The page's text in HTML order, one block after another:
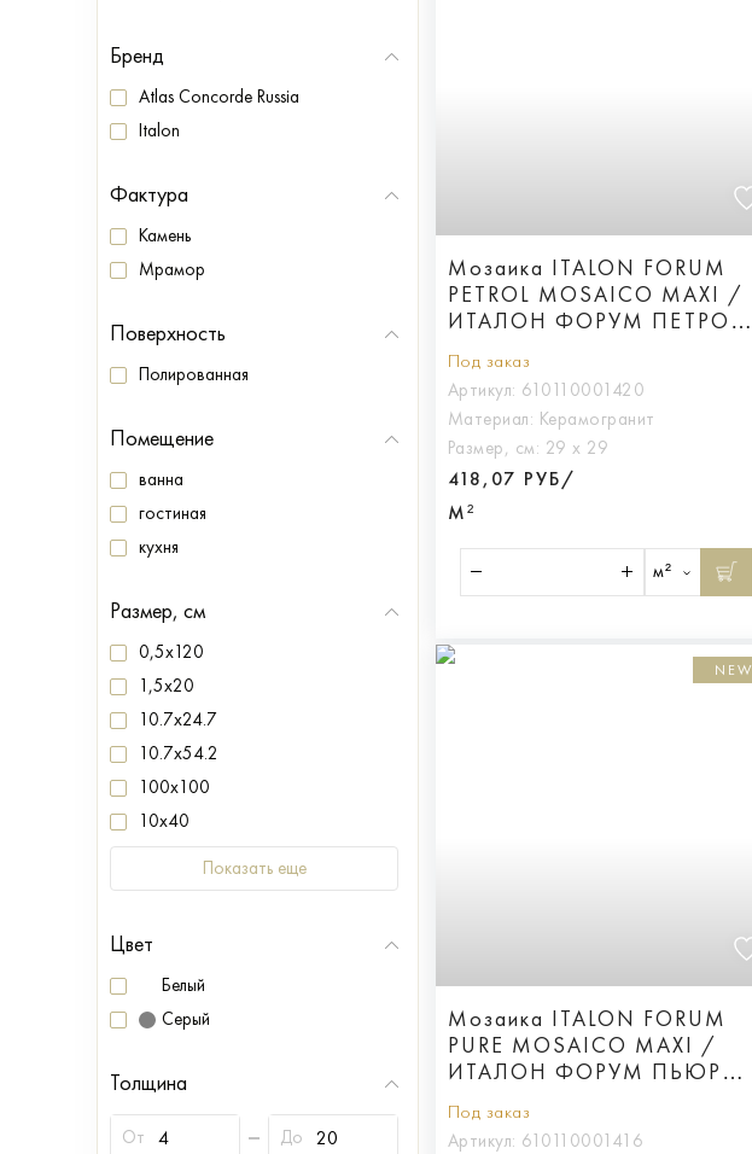
Бренд
Atlas Concorde Russia
Italon
Фактура
Камень
Мрамор
Поверхность
Полированная
Помещение
ванна
гостиная
кухня
Размер, см
0,5x120
1,5x20
10.7x24.7
10.7x54.2
100x100
10x40
Показать еще
Цвет
Белый
Серый
Толщина
От До
Мозаика ITALON FORUM
PETROL MOSAICO MAXI /
ИТАЛОН ФОРУМ ПЕТРОЛ
Под заказ
Артикул: 610110001420
Материал: Керамогранит
Размер, см: 29 х 29
418,07 РУБ/
М²
м²
NEW
Мозаика ITALON FORUM
PURE MOSAICO MAXI /
ИТАЛОН ФОРУМ ПЬЮР
Под заказ
Артикул: 610110001416